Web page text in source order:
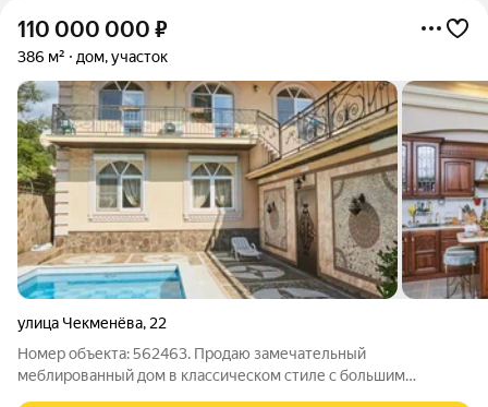
110 000 000 ₽
386 м² дом, участок
улица Чекменёва, 22
Номер объекта: 562463. Продаю замечательный
меблированный дом в классическом стиле с большим